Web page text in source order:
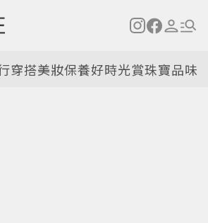
穿搭美妝保養好時光賞珠寶品味